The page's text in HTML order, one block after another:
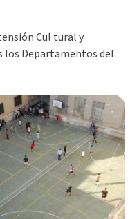
Cul tural y
los Departamentos del